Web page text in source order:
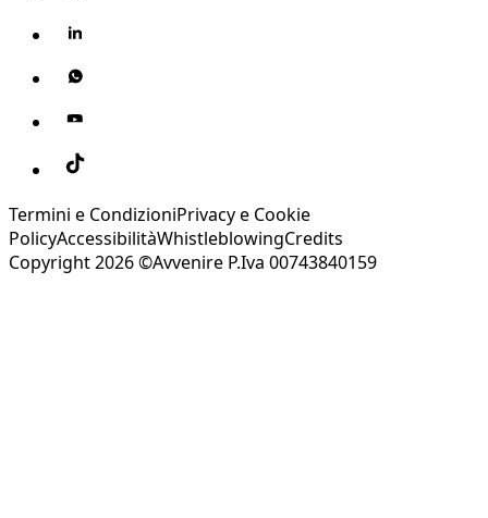
Termini e CondizioniPrivacy e Cookie
PolicyAccessibilitàWhistleblowingCredits
Copyright 2026 ©Avvenire P.Iva 00743840159